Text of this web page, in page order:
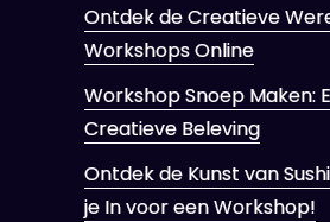
Ontdek de Creatieve
Workshops Online
Workshop Snoep Maken:
Creatieve Beleving
Ontdek de Kunst van
je In voor een Workshop!